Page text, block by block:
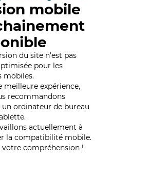
mobile
du site n’est pas
pour les
mobiles.
meilleure expérience,
recommandons
ordinateur de bureau
actuellement à
la compatibilité mobile.
votre compréhension !